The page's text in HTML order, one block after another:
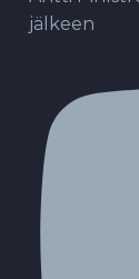
jälkeen